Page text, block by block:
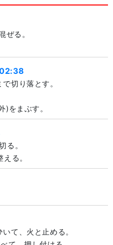
ぜる。
切り落とす。
)をまぶす。
る。
る。
て、火と止める。